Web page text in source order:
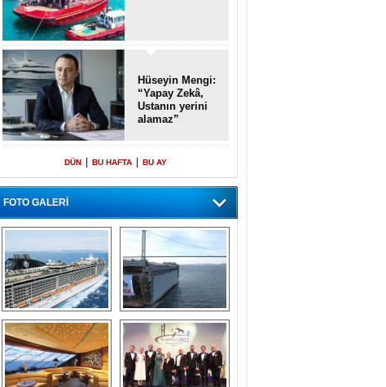
Hüseyin Mengi:
“Yapay Zekâ,
Ustanın yerini
alamaz”
DÜN BU HAFTA BU AY
FOTO GALERİ
“Gemi içinde gemi”
konsepti ile MSC
Splendida
Dünyada tek!
Denizaltı yüzer
havuzu intikal
seyrine başladı